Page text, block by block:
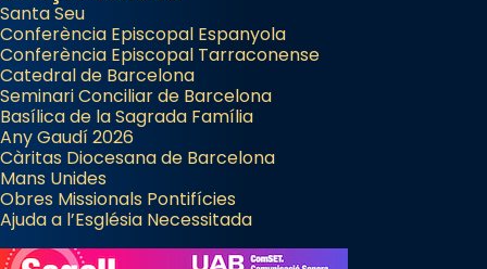
Herodes Agripa (vers l'any 44).
Patró de Galícia, després de les invasions
musulmanes fou venerat com a patró dels
Regnes castellans i més tard de tota
Espanya.
El seu sepulcre a Compostela fou un gran
centre de peregrinacions medievals de tot
el món cristià, després de Roma i terra
Santa.
Santa Seu
Conferència Episcopal Espanyola
Conferència Episcopal Tarraconense
Catedral de Barcelona
Seminari Conciliar de Barcelona
Basílica de la Sagrada Família
Any Gaudí 2026
Càritas Diocesana de Barcelona
Mans Unides
Obres Missionals Pontifícies
Ajuda a l’Església Necessitada